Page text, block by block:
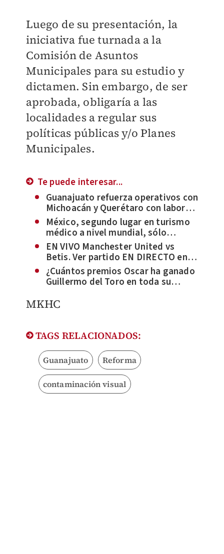
Luego de su presentación, la
iniciativa fue turnada a la
Comisión de Asuntos
Municipales para su estudio y
dictamen. Sin embargo, de ser
aprobada, obligaría a las
localidades a regular sus
políticas públicas y/o Planes
Municipales.
Te puede interesar...
Guanajuato refuerza operativos con
Michoacán y Querétaro con labores
de inteligencia
México, segundo lugar en turismo
médico a nivel mundial, sólo
después de Tailandia, informa
Senado
EN VIVO Manchester United vs
Betis. Ver partido EN DIRECTO en
México | Europa League
¿Cuántos premios Oscar ha ganado
Guillermo del Toro en toda su
MKHC
TAGS RELACIONADOS:
Guanajuato Reforma
contaminación visual